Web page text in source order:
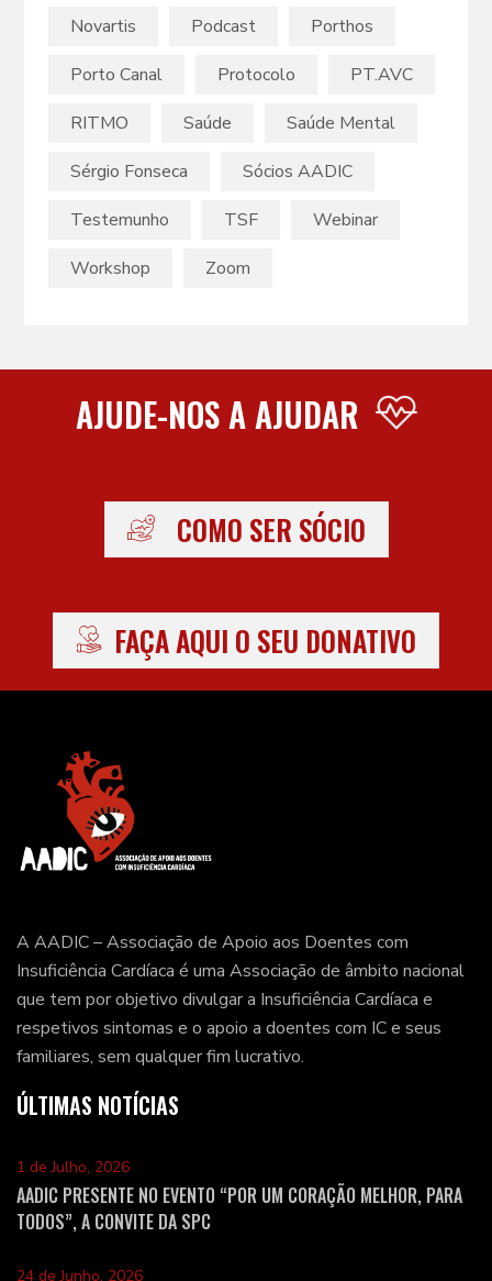
Novartis
Podcast
Porthos
Porto Canal
Protocolo
PT.AVC
RITMO
Saúde
Saúde Mental
Sérgio Fonseca
Sócios AADIC
Testemunho
TSF
Webinar
Workshop
Zoom
AJUDE-NOS A AJUDAR
COMO SER SÓCIO
FAÇA AQUI O SEU DONATIVO
A AADIC – Associação de Apoio aos Doentes com
Insuficiência Cardíaca é uma Associação de âmbito nacional
que tem por objetivo divulgar a Insuficiência Cardíaca e
respetivos sintomas e o apoio a doentes com IC e seus
familiares, sem qualquer fim lucrativo.
ÚLTIMAS NOTÍCIAS
1 de Julho, 2026
AADIC PRESENTE NO EVENTO “POR UM CORAÇÃO MELHOR, PARA
TODOS”, A CONVITE DA SPC
24 de Junho, 2026